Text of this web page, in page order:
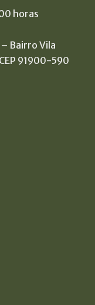
horas
Bairro Vila
91900-590